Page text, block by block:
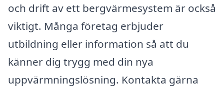
och drift av ett bergvärmesystem är också
viktigt. Många företag erbjuder
utbildning eller information så att du
känner dig trygg med din nya
uppvärmningslösning. Kontakta gärna